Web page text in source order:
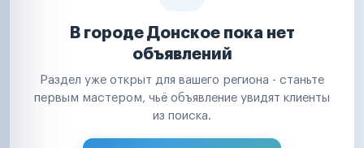
В городе Донское пока нет
объявлений
Раздел уже открыт для вашего региона - станьте
первым мастером, чьё объявление увидят клиенты
из поиска.